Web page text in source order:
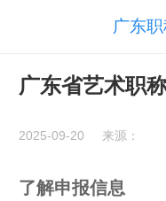
广东
广东省艺术职
2025-09-20 来源：
了解申报信息